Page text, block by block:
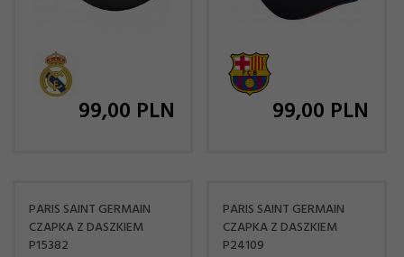
99,00 PLN 99,00 PLN
PARIS SAINT GERMAIN
CZAPKA Z DASZKIEM
P15382
PARIS SAINT GERMAIN
CZAPKA Z DASZKIEM
P24109